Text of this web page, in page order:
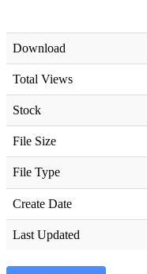
Download
Total Views
Stock
File Size
File Type
Create Date
Last Updated